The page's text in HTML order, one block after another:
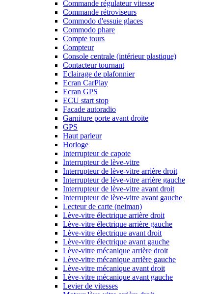
Commande régulateur vitesse
Commande rétroviseurs
Commodo d'essuie glaces
Commodo phare
Compte tours
Compteur
Console centrale (intérieur plastique)
Contacteur tournant
Eclairage de plafonnier
Ecran CarPlay
Ecran GPS
ECU start stop
Facade autoradio
Garniture porte avant droite
GPS
Haut parleur
Horloge
Interrupteur de capote
Interrupteur de lève-vitre
Interrupteur de lève-vitre arrière droit
Interrupteur de lève-vitre arrière gauche
Interrupteur de lève-vitre avant droit
Interrupteur de lève-vitre avant gauche
Lecteur de carte (neiman)
Lève-vitre électrique arrière droit
Lève-vitre électrique arrière gauche
Lève-vitre électrique avant droit
Lève-vitre électrique avant gauche
Lève-vitre mécanique arrière droit
Lève-vitre mécanique arrière gauche
Lève-vitre mécanique avant droit
Lève-vitre mécanique avant gauche
Levier de vitesses